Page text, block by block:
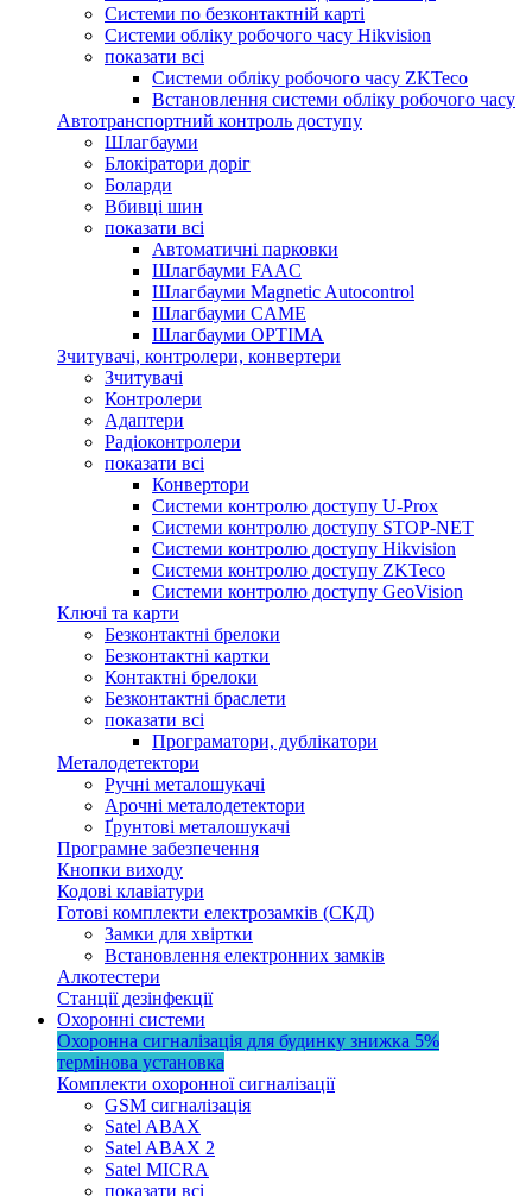
Системи по безконтактній карті
Системи обліку робочого часу Hikvision
показати всі
Системи обліку робочого часу ZKTeco
Встановлення системи обліку робочого часу
Автотранспортний контроль доступу
Шлагбауми
Блокіратори доріг
Боларди
Вбивці шин
показати всі
Автоматичні парковки
Шлагбауми FAAC
Шлагбауми Magnetic Autocontrol
Шлагбауми CAME
Шлагбауми OPTIMA
Зчитувачі, контролери, конвертери
Зчитувачі
Контролери
Адаптери
Радіоконтролери
показати всі
Конвертори
Системи контролю доступу U-Prox
Системи контролю доступу STOP-NET
Системи контролю доступу Hikvision
Системи контролю доступу ZKTeco
Системи контролю доступу GeoVision
Ключі та карти
Безконтактні брелоки
Безконтактні картки
Контактні брелоки
Безконтактні браслети
показати всі
Програматори, дублікатори
Металодетектори
Ручні металошукачі
Арочні металодетектори
Ґрунтові металошукачі
Програмне забезпечення
Кнопки виходу
Кодові клавіатури
Готові комплекти електрозамків (СКД)
Замки для хвіртки
Встановлення електронних замків
Алкотестери
Станції дезінфекції
Охоронні системи
Охоронна сигналізація для будинку знижка 5%
термінова установка
Комплекти охоронної сигналізації
GSM сигналізація
Satel ABAX
Satel ABAX 2
Satel MICRA
показати всі